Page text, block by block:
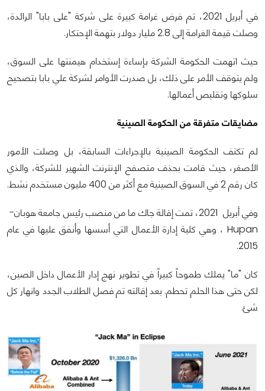
في أبريل 2021، تم فرض غرامة كبيرة على شركة "على بابا" الرائدة،
وصلت قيمة الغرامة إلى 2.8 مليار دولار بتهمة الإحتكار.
حيث اتهمت الحكومة الشركة بإساءة إستخدام هيمنتها على السوق،
ولم يتوقف الأمر على ذلك، بل صدرت الأوامر لشركة علي بابا بتصحيح
سلوكها وتقليص أعمالها.
مضايقات متفرقة من الحكومة الصينية
لم تكتف الحكومة الصينية بالإجراءات السابقة، بل وصلت الأمور
الأصغر، حيث قامت بحذف متصفح الإنترنت الشهير للشركة، والذي
كان رقم 2 في السوق الصينية مع أكثر من 400 مليون مستخدم نشط.
وفي أبريل 2021، تمت إقالة جاك ما من منصب رئيس جامعة هوبان-
Hupan ، وهي كلية إدارة الأعمال التي أسسها وأنفق عليها في عام
2015.
كان "ما" يملك طموحاً كبيراً في تطوير نهج إدار الأعمال داخل الصين،
لكن حتى هذا الحلم تحطم. بعد إقالته تم فصل الطلاب الجدد وانهار كل
شئ.